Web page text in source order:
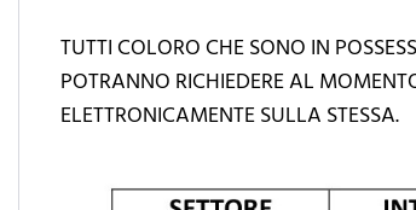
TUTTI COLORO CHE SONO IN
POTRANNO RICHIEDERE AL
ELETTRONICAMENTE SULLA STESSA.